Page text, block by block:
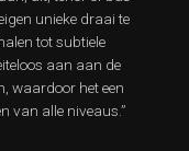
unieke draai te
tot subtiele
aan aan de
waardoor het een
van alle niveaus.”